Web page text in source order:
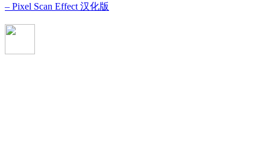
– Pixel Scan Effect 汉化版